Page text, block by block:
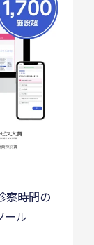
察時間の
ール